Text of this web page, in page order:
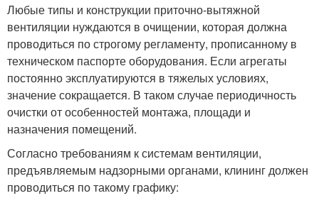
Любые типы и конструкции приточно-вытяжной
вентиляции нуждаются в очищении, которая должна
проводиться по строгому регламенту, прописанному в
техническом паспорте оборудования. Если агрегаты
постоянно эксплуатируются в тяжелых условиях,
значение сокращается. В таком случае периодичность
очистки от особенностей монтажа, площади и
назначения помещений.
Согласно требованиям к системам вентиляции,
предъявляемым надзорными органами, клининг должен
проводиться по такому графику: